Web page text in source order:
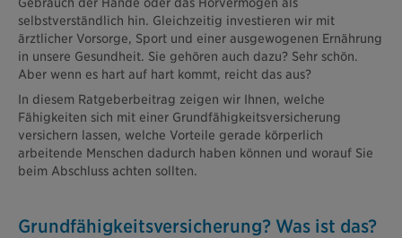
selbstverständlich hin. Gleichzeitig investieren wir mit
ärztlicher Vorsorge, Sport und einer ausgewogenen Ernährung
in unsere Gesundheit. Sie gehören auch dazu? Sehr schön.
Aber wenn es hart auf hart kommt, reicht das aus?
In diesem Ratgeberbeitrag zeigen wir Ihnen, welche
Fähigkeiten sich mit einer Grundfähigkeitsversicherung
versichern lassen, welche Vorteile gerade körperlich
arbeitende Menschen dadurch haben können und worauf Sie
beim Abschluss achten sollten.
Grundfähigkeitsversicherung? Was ist das?